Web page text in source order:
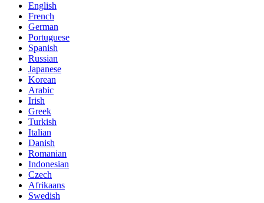
English
French
German
Portuguese
Spanish
Russian
Japanese
Korean
Arabic
Irish
Greek
Turkish
Italian
Danish
Romanian
Indonesian
Czech
Afrikaans
Swedish